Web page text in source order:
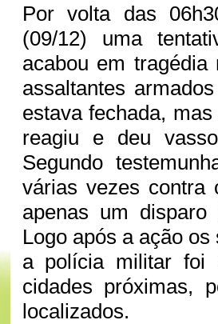
Por volta das
(09/12) uma
acabou em
assaltantes
estava fechada,
reagiu e deu
Segundo
várias vezes
apenas um
Logo após a ação
a polícia militar foi
cidades próximas,
localizados.